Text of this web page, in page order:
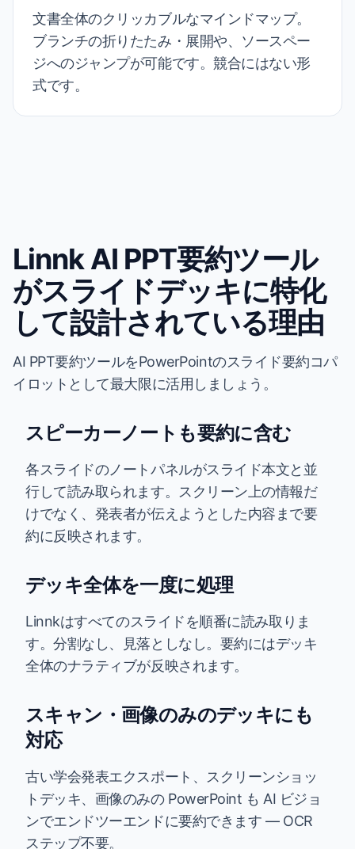
文書全体のクリッカブルなマインドマップ。
ブランチの折りたたみ・展開や、ソースペー
ジへのジャンプが可能です。競合にはない形
式です。
Linnk AI PPT要約ツール
がスライドデッキに特化
して設計されている理由
AI PPT要約ツールをPowerPointのスライド要約コパ
イロットとして最大限に活用しましょう。
スピーカーノートも要約に含む
各スライドのノートパネルがスライド本文と並
行して読み取られます。スクリーン上の情報だ
けでなく、発表者が伝えようとした内容まで要
約に反映されます。
デッキ全体を一度に処理
Linnkはすべてのスライドを順番に読み取りま
す。分割なし、見落としなし。要約にはデッキ
全体のナラティブが反映されます。
スキャン・画像のみのデッキにも
対応
古い学会発表エクスポート、スクリーンショッ
トデッキ、画像のみの PowerPoint も AI ビジョ
ンでエンドツーエンドに要約できます — OCR
ステップ不要。